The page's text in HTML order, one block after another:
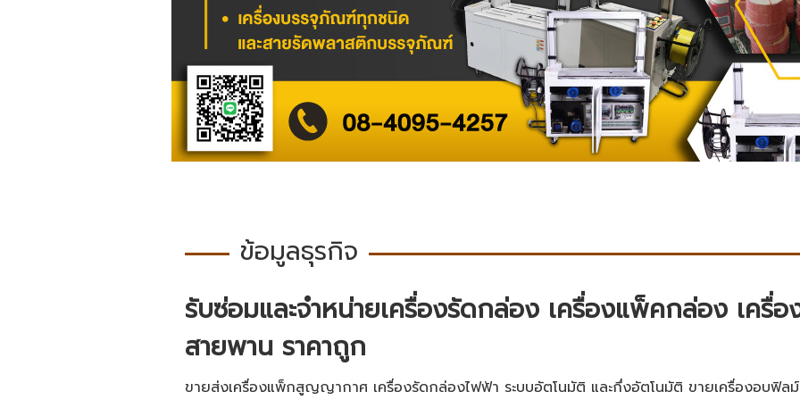
ข้อมูลธุรกิจ
รับซ่อมและจำหน่ายเครื่องรัดกล่อง เครื่องแพ็คกล่อง เครื่
สายพาน ราคาถูก
ขายส่งเครื่องแพ็กสูญญากาศ เครื่องรัดกล่องไฟฟ้า ระบบอัตโนมัติ และกึ่งอัตโนมัติ ขายเครื่องอบฟิ